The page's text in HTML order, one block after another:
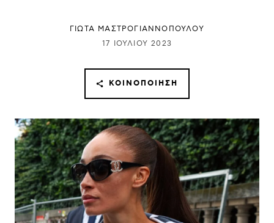
ΓΙΩΤΑ ΜΑΣΤΡΟΓΙΑΝΝΟΠΟΥΛΟΥ
17 ΙΟΥΛΊΟΥ 2023
ΚΟΙΝΟΠΟΊΗΣΗ